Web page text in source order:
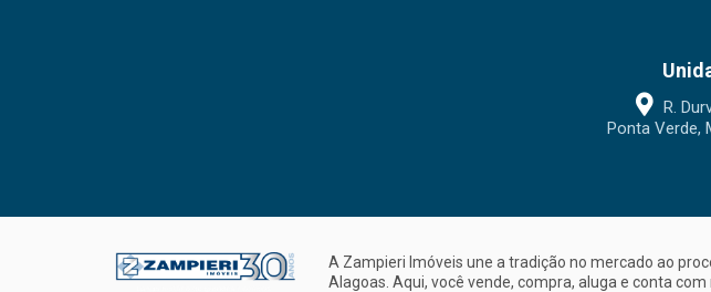
R.
Ponta Verde,
A Zampieri Imóveis une a tradição no mercado ao
Alagoas. Aqui, você vende, compra, aluga e conta